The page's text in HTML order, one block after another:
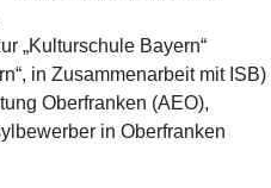
„Kulturschule Bayern“
in Zusammenarbeit mit ISB)
Oberfranken (AEO),
in Oberfranken